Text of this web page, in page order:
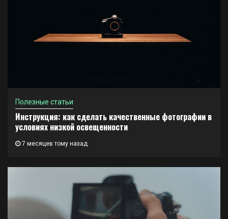
Полезные статьи
Инструкция: как сделать качественные фотографии в
условиях низкой освещенности
7 месяцев тому назад